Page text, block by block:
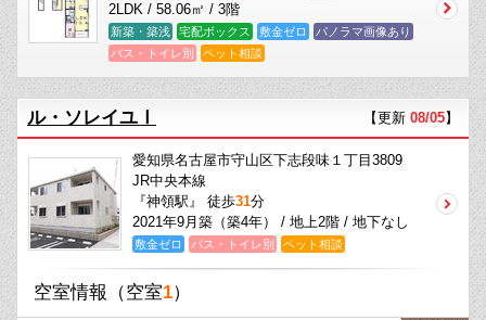
2LDK / 58.06㎡ / 3階
新築・築浅 宅配ボックス 敷金ゼロ
パノラマ画像あり
バス・トイレ別
ペット相談
ル・ソレイユⅠ 【更新 08/05】
愛知県名古屋市守山区下志段味１丁目3809
JR中央本線
『神領駅』 徒歩31分
2021年9月築（築4年） / 地上2階 / 地下なし
敷金ゼロ バス・トイレ別 ペット相談
空室情報 （空室1）